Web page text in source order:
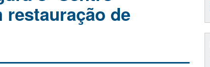
restauração de